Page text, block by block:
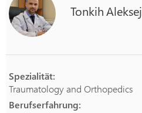
TonkihAleksej
Spezialität:
Traumatology and Orthopedics
Berufserfahrung: